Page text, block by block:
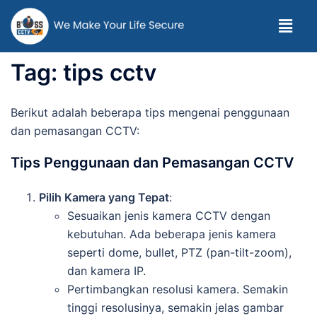
Tag: tips cctv
Berikut adalah beberapa tips mengenai penggunaan
dan pemasangan CCTV:
Tips Penggunaan dan Pemasangan CCTV
Pilih Kamera yang Tepat:
Sesuaikan jenis kamera CCTV dengan
kebutuhan. Ada beberapa jenis kamera
seperti dome, bullet, PTZ (pan-tilt-zoom),
dan kamera IP.
Pertimbangkan resolusi kamera. Semakin
tinggi resolusinya, semakin jelas gambar